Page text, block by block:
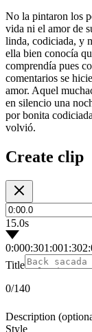
No la pintaron los
vida ni el amor de
linda, codiciada, y
ella bien conocía
comprendía pues
comentarios se
amor. Aquel
en silencio una
por bonita
volvió.
Create clip
15.0s
0:000:301:001:30
Title
0/140
Description
Style